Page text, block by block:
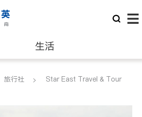
生活
律师
旅行社
Star East Travel & Tour